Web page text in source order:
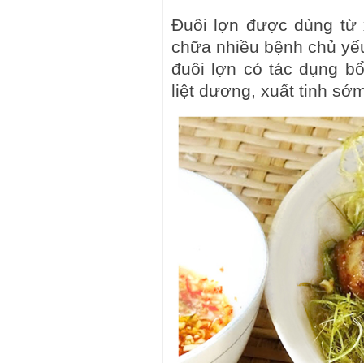
Đuôi lợn được dùng từ
chữa nhiều bệnh chủ
đuôi lợn có tác dụng
liệt dương, xuất tinh